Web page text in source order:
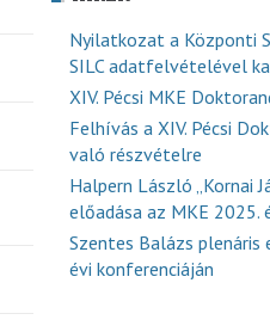
Nyilatkozat a Központi
SILC adatfelvételével
XIV. Pécsi MKE
Felhívás a XIV. Pécsi
való részvételre
Halpern László „Kornai
előadása az MKE 2025.
Szentes Balázs plenáris
évi konferenciáján